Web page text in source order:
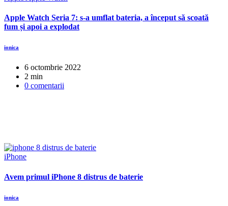
Apple Watch Seria 7: s-a umflat bateria, a început să scoată
fum și apoi a explodat
ionica
6 octombrie 2022
2 min
0 comentarii
iPhone
Avem primul iPhone 8 distrus de baterie
ionica